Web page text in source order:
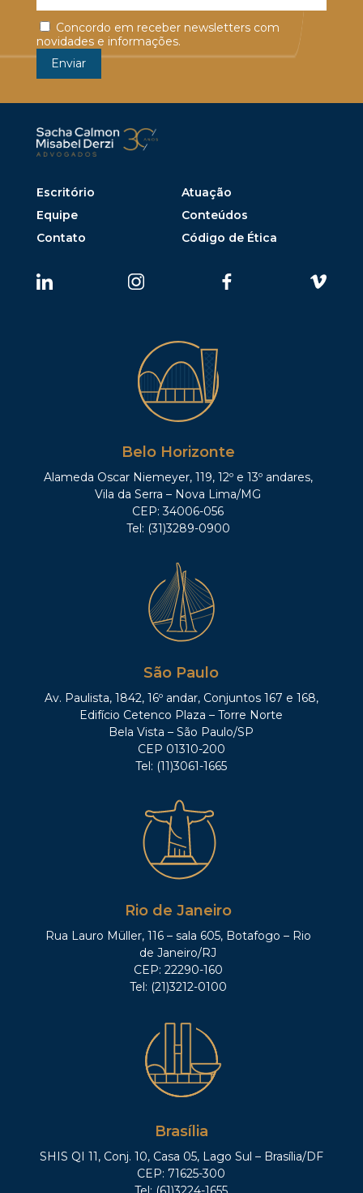
Concordo em receber newsletters com
novidades e informações.
Escritório
Atuação
Equipe
Conteúdos
Contato
Código de Ética
Belo Horizonte
Alameda Oscar Niemeyer, 119, 12º e 13º andares,
Vila da Serra – Nova Lima/MG
CEP: 34006-056
Tel: (31)3289-0900
São Paulo
Av. Paulista, 1842, 16º andar, Conjuntos 167 e 168,
Edifício Cetenco Plaza – Torre Norte
Bela Vista – São Paulo/SP
CEP 01310-200
Tel: (11)3061-1665
Rio de Janeiro
Rua Lauro Müller, 116 – sala 605, Botafogo – Rio
de Janeiro/RJ
CEP: 22290-160
Tel: (21)3212-0100
Brasília
SHIS QI 11, Conj. 10, Casa 05, Lago Sul – Brasília/DF
CEP: 71625-300